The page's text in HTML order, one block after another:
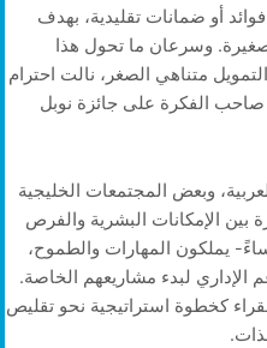
أو ضمانات تقليدية، بهدف
وسرعان ما تحول هذا
متناهي الصغر، نالت احترام
صاحب الفكرة على جائزة نوبل
وبعض المجتمعات الخليجية
الإمكانات البشرية والفرص
يملكون المهارات والطموح،
الإداري لبدء مشاريعهم الخاصة.
كخطوة استراتيجية نحو تقليص